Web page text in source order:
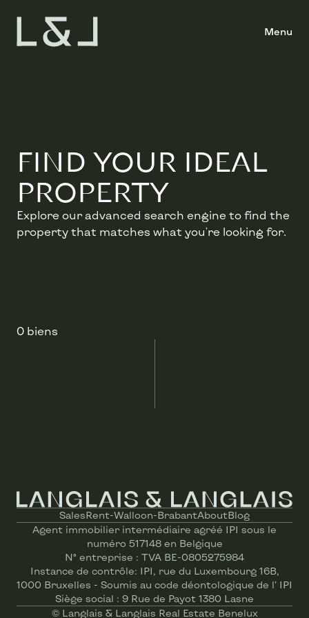
Menu
FIND YOUR IDEAL
PROPERTY
Explore our advanced search engine to find the
property that matches what you're looking for.
0 biens
SalesRent-Walloon-BrabantAboutBlog
Agent immobilier intermédiaire agréé IPI sous le
numéro 517148 en Belgique
N° entreprise : TVA BE-0805275984
Instance de contrôle: IPI, rue du Luxembourg 16B,
1000 Bruxelles - Soumis au code déontologique de l’ IPI
Siège social : 9 Rue de Payot 1380 Lasne
© Langlais & Langlais Real Estate Benelux